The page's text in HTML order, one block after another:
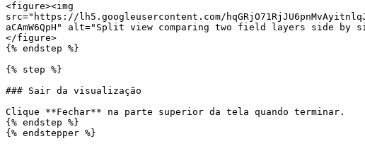
<figure><img
src="https://lh5.googleusercontent.com/
aCAmW6QpH" alt="Split view comparing two field layers side by
</figure>
{% endstep %}
{% step %}
### Sair da visualização
Clique **Fechar** na parte superior da tela quando terminar.
{% endstep %}
{% endstepper %}